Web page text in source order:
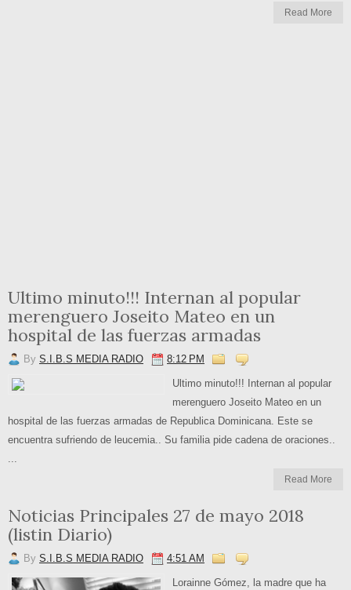
Read More
Ultimo minuto!!! Internan al popular
merenguero Joseito Mateo en un
hospital de las fuerzas armadas
By S.I.B.S MEDIA RADIO 8:12 PM
Ultimo minuto!!! Internan al popular
merenguero Joseito Mateo en un
hospital de las fuerzas armadas de Republica Dominicana. Este se
encuentra sufriendo de leucemia.. Su familia pide cadena de oraciones..
...
Read More
Noticias Principales 27 de mayo 2018
(listin Diario)
By S.I.B.S MEDIA RADIO 4:51 AM
Lorainne Gómez, la madre que ha